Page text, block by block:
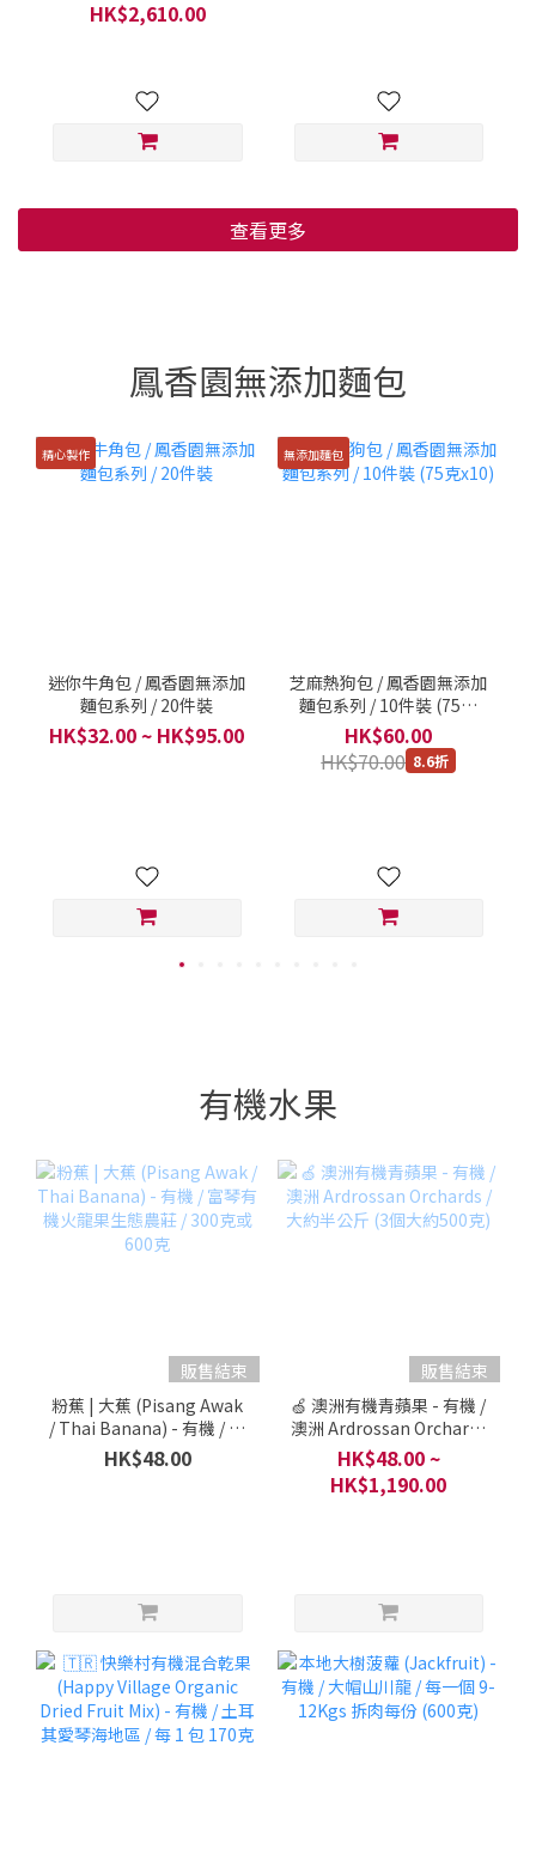
升盒裝)
HK$2,610.00
查看更多
鳳香園無添加麵包
精心製作
迷你牛角包 / 鳳香園無添加
麵包系列 / 20件裝
HK$32.00 ~ HK$95.00
無添加麵包
芝麻熱狗包 / 鳳香園無添加
麵包系列 / 10件裝 (75克
x10)
HK$60.00
HK$70.00 8.6折
有機水果
販售結束
粉蕉 | 大蕉 (Pisang Awak
/ Thai Banana) - 有機 / 富
琴有機火龍果生態農莊 /
300克或600克
HK$48.00
販售結束
🍏 澳洲有機青蘋果 - 有機 /
澳洲 Ardrossan Orchards
/ 大約半公斤 (3個大約500
克)
HK$48.00 ~
HK$1,190.00